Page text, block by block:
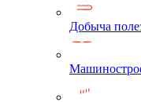
Добыча